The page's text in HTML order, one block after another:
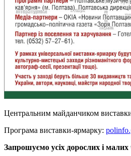
Центральним майданчиком виставки
Програма виставки-ярмарку:
Запрошуємо усіх дорослих і